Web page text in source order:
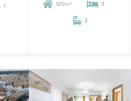
1 120 m² 3
2